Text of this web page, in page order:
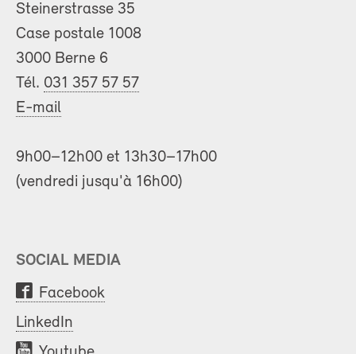
Steinerstrasse 35
Case postale 1008
3000 Berne 6
Tél. 031 357 57 57
E-mail
9h00–12h00 et 13h30–17h00
(vendredi jusqu'à 16h00)
SOCIAL MEDIA
Facebook
LinkedIn